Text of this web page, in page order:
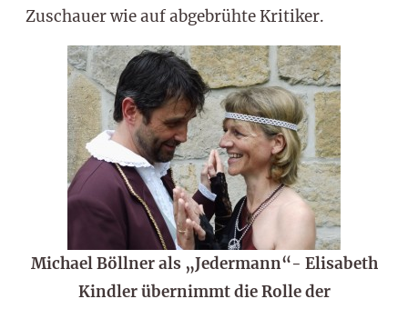
Zuschauer wie auf abgebrühte Kritiker.
Michael Böllner als „Jedermann“- Elisabeth
Kindler übernimmt die Rolle der